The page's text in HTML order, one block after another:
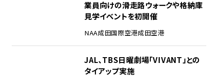
業員向けの滑走路ウォークや格納庫
見学イベントを初開催
NAA成田国際空港成田空港
JAL、TBS日曜劇場「VIVANT」との
タイアップ実施